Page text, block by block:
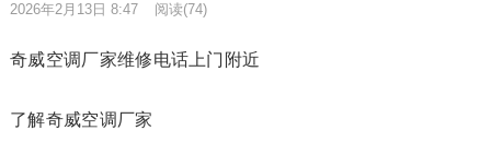
2026年2月13日 8:47 阅读(74)
奇威空调厂家维修电话上门附近
了解奇威空调厂家